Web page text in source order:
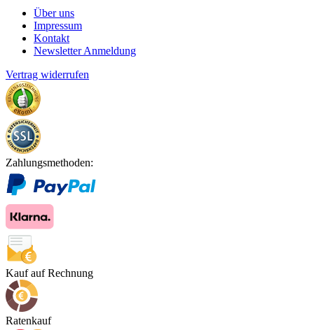
Über uns
Impressum
Kontakt
Newsletter Anmeldung
Vertrag widerrufen
Zahlungsmethoden:
Kauf auf Rechnung
Ratenkauf